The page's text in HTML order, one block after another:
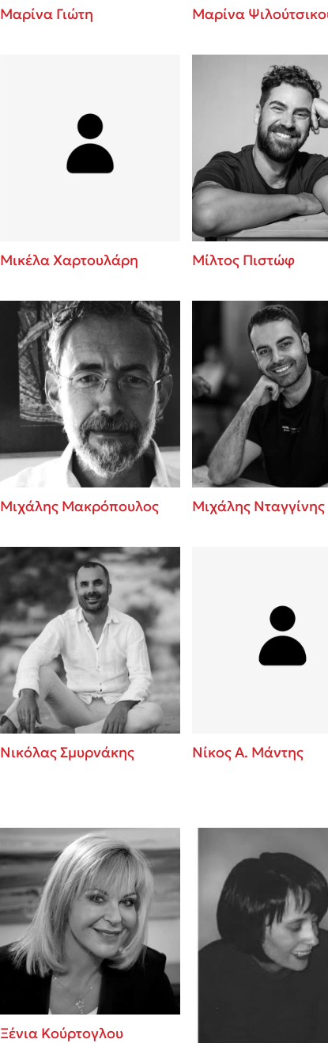
Μαρίνα Γιώτη Μαρίνα
Μικέλα Χαρτουλάρη Μίλτος Πιστώφ
Μιχάλης Μακρόπουλος Μιχάλης Νταγγίνης
Νικόλας Σμυρνάκης Νίκος Α. Μάντης
Ξένια Κούρτογλου